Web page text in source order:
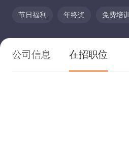
节日福利 年终奖 免费培训
公司信息 在招职位